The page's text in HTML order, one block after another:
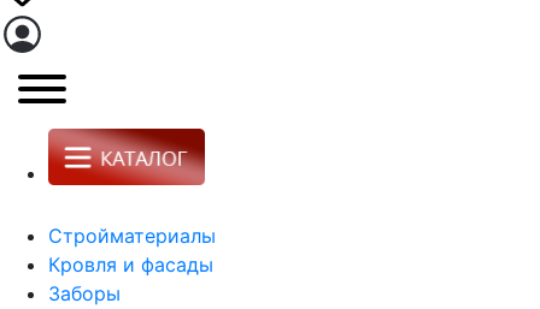
Стройматериалы
Кровля и фасады
Заборы